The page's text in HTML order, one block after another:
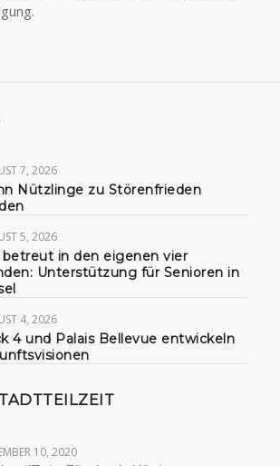
7, 2026
Nützlinge zu Störenfrieden
5, 2026
betreut in den eigenen vier
Unterstützung für Senioren in
4, 2026
4 und Palais Bellevue entwickeln
10, 2020